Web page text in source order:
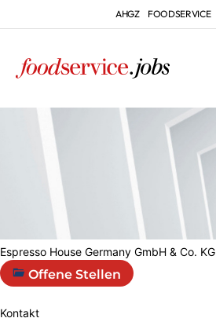
AHGZ FOODSERVICE
Espresso House Germany GmbH & Co. KG
Offene Stellen
Kontakt